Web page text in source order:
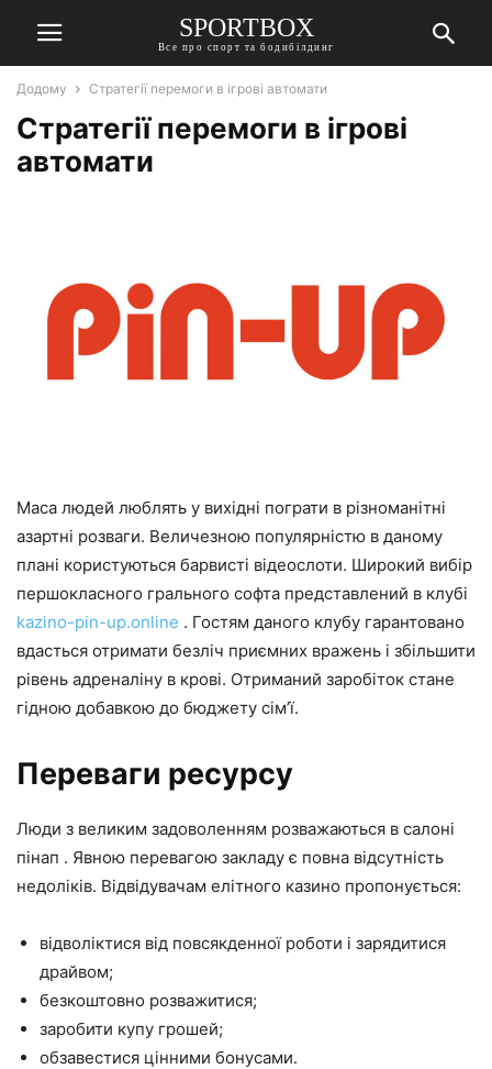
SPORTBOX
Все про спорт та бодибілдинг
Додому Стратегії перемоги в ігрові автомати
Стратегії перемоги в ігрові
автомати
Маса людей люблять у вихідні пограти в різноманітні
азартні розваги. Величезною популярністю в даному
плані користуються барвисті відеослоти. Широкий вибір
першокласного грального софта представлений в клубі
kazino-pin-up.online . Гостям даного клубу гарантовано
вдасться отримати безліч приємних вражень і збільшити
рівень адреналіну в крові. Отриманий заробіток стане
гідною добавкою до бюджету сім’ї.
Переваги ресурсу
Люди з великим задоволенням розважаються в салоні
пінап . Явною перевагою закладу є повна відсутність
недоліків. Відвідувачам елітного казино пропонується:
відволіктися від повсякденної роботи і зарядитися
драйвом;
безкоштовно розважитися;
заробити купу грошей;
обзавестися цінними бонусами.